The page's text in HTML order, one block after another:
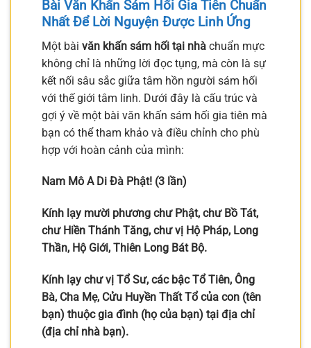
Bài Văn Khấn Sám Hối Gia Tiên Chuẩn
Nhất Để Lời Nguyện Được Linh Ứng
Một bài văn khấn sám hối tại nhà chuẩn mực
không chỉ là những lời đọc tụng, mà còn là sự
kết nối sâu sắc giữa tâm hồn người sám hối
với thế giới tâm linh. Dưới đây là cấu trúc và
gợi ý về một bài văn khấn sám hối gia tiên mà
bạn có thể tham khảo và điều chỉnh cho phù
hợp với hoàn cảnh của mình:
Nam Mô A Di Đà Phật! (3 lần)
Kính lạy mười phương chư Phật, chư Bồ Tát,
chư Hiền Thánh Tăng, chư vị Hộ Pháp, Long
Thần, Hộ Giới, Thiên Long Bát Bộ.
Kính lạy chư vị Tổ Sư, các bậc Tổ Tiên, Ông
Bà, Cha Mẹ, Cửu Huyền Thất Tổ của con (tên
bạn) thuộc gia đình (họ của bạn) tại địa chỉ
(địa chỉ nhà bạn).